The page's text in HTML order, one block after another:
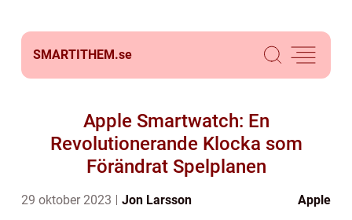
SMARTITHEM.se
Apple Smartwatch: En
Revolutionerande Klocka som
Förändrat Spelplanen
29 oktober 2023 Jon Larsson Apple